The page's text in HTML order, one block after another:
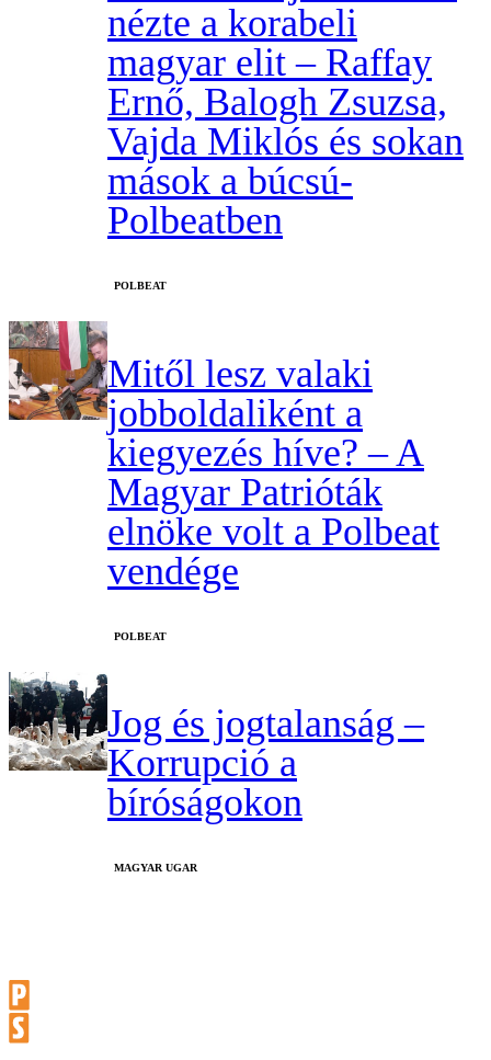
nézte a korabeli
magyar elit – Raffay
Ernő, Balogh Zsuzsa,
Vajda Miklós és sokan
mások a búcsú-
Polbeatben
‎POLBEAT
Mitől lesz valaki
jobboldaliként a
kiegyezés híve? – A
Magyar Patrióták
elnöke volt a Polbeat
vendége
‎POLBEAT
Jog és jogtalanság –
Korrupció a
bíróságokon
MAGYAR UGAR